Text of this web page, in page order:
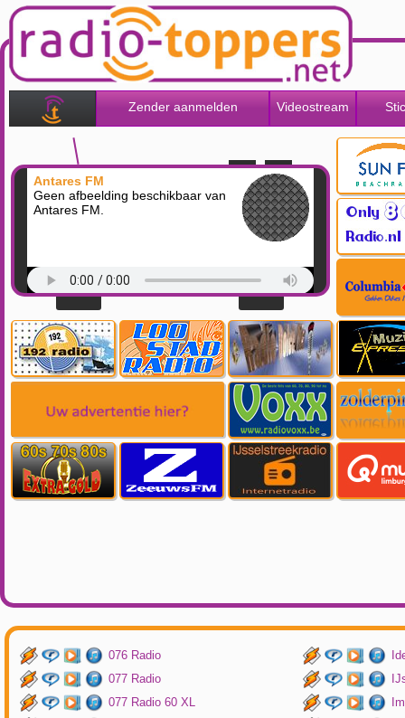
Zender aanmelden Videostream
Antares FM
Geen afbeelding beschikbaar van
Antares FM.
076 Radio
077 Radio
077 Radio 60 XL